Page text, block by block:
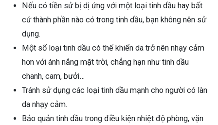
Nếu có tiền sử bị dị ứng với một loại tinh dầu hay bất
cứ thành phần nào có trong tinh dầu, bạn không nên sử
dụng.
Một số loại tinh dầu có thể khiến da trở nên nhạy cảm
hơn với ánh nắng mặt trời, chẳng hạn như tinh dầu
chanh, cam, bưởi…
Tránh sử dụng các loại tinh dầu mạnh cho người có làn
da nhạy cảm.
Bảo quản tinh dầu trong điều kiện nhiệt độ phòng, vặn